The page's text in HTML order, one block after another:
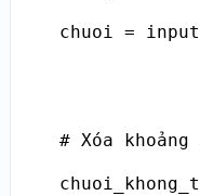
chuoi =
# Xóa